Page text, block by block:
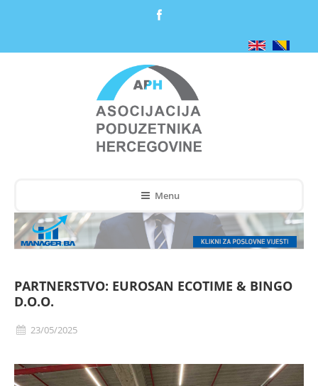
Menu
PARTNERSTVO: EUROSAN ECOTIME & BINGO
D.O.O.
23/05/2025